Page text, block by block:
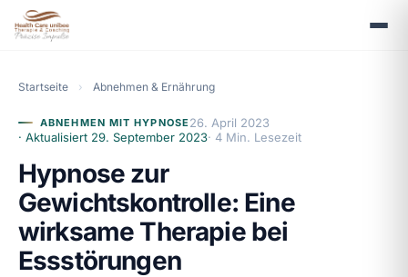
Startseite › Abnehmen & Ernährung
ABNEHMEN MIT HYPNOSE 26. April 2023
· Aktualisiert 29. September 2023· 4 Min. Lesezeit
Hypnose zur
Gewichtskontrolle: Eine
wirksame Therapie bei
Essstörungen